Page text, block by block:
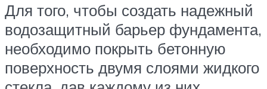
Для того, чтобы создать надежный
водозащитный барьер фундамента,
необходимо покрыть бетонную
поверхность двумя слоями жидкого